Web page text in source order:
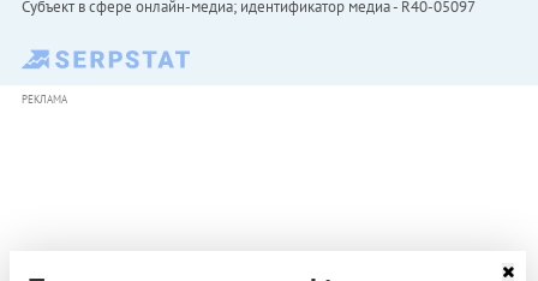
Субъект в сфере онлайн-медиа; идентификатор медиа - R40-05097
РЕКЛАМА